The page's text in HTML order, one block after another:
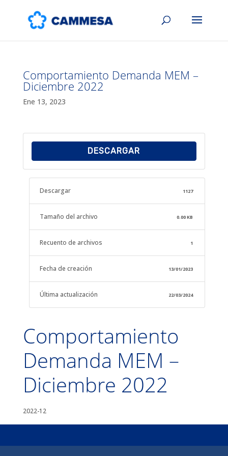
Comportamiento Demanda MEM –
Diciembre 2022
Ene 13, 2023
DESCARGAR
Descargar 1127
Tamaño del archivo 0.00 KB
Recuento de archivos 1
Fecha de creación 13/01/2023
Última actualización 22/03/2024
Comportamiento
Demanda MEM –
Diciembre 2022
2022-12